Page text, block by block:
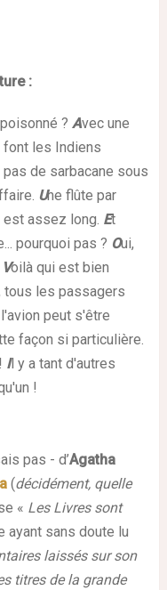
:
? Avec une
font les Indiens
pas de sarbacane sous
Une flûte par
assez long. Et
pourquoi pas ? Oui,
Voilà qui est bien
tous les passagers
peut s'être
façon si particulière.
Il y a tant d'autres
!
pas - d’Agatha
(décidément, quelle
« Les Livres sont
ayant sans doute lu
laissés sur son
titres de la grande